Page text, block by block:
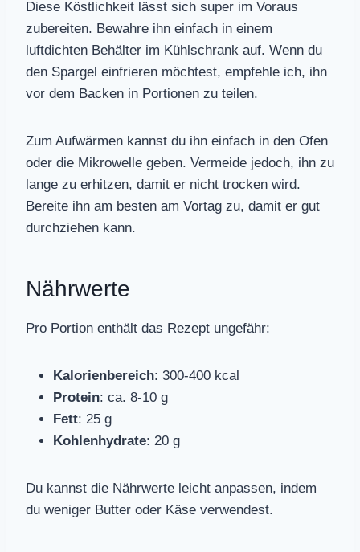
Diese Köstlichkeit lässt sich super im Voraus
zubereiten. Bewahre ihn einfach in einem
luftdichten Behälter im Kühlschrank auf. Wenn du
den Spargel einfrieren möchtest, empfehle ich, ihn
vor dem Backen in Portionen zu teilen.
Zum Aufwärmen kannst du ihn einfach in den Ofen
oder die Mikrowelle geben. Vermeide jedoch, ihn zu
lange zu erhitzen, damit er nicht trocken wird.
Bereite ihn am besten am Vortag zu, damit er gut
durchziehen kann.
Nährwerte
Pro Portion enthält das Rezept ungefähr:
Kalorienbereich: 300-400 kcal
Protein: ca. 8-10 g
Fett: 25 g
Kohlenhydrate: 20 g
Du kannst die Nährwerte leicht anpassen, indem
du weniger Butter oder Käse verwendest.